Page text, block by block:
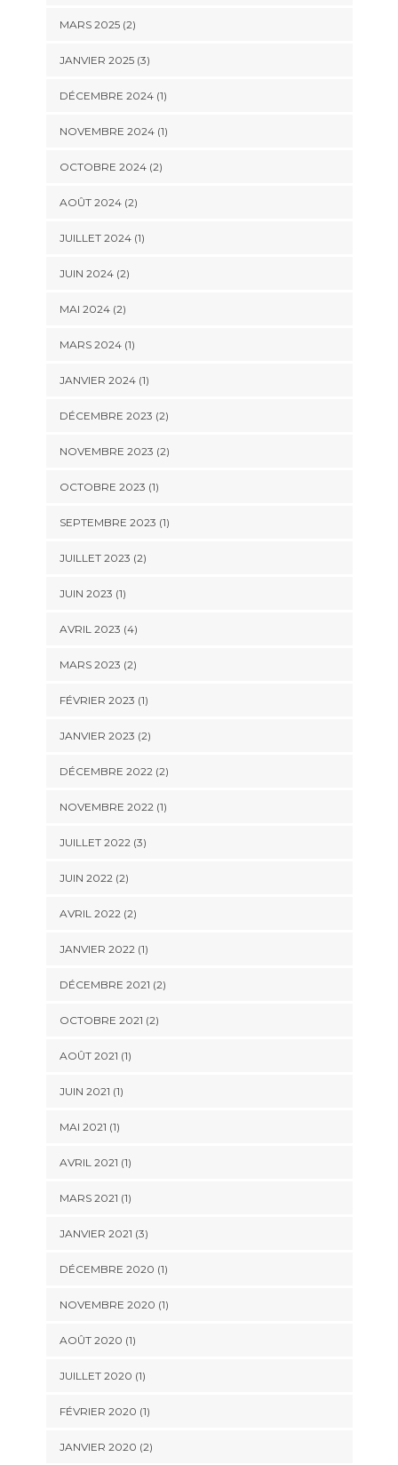
MARS 2025(2)
JANVIER 2025(3)
DÉCEMBRE 2024(1)
NOVEMBRE 2024(1)
OCTOBRE 2024(2)
AOÛT 2024(2)
JUILLET 2024(1)
JUIN 2024(2)
MAI 2024(2)
MARS 2024(1)
JANVIER 2024(1)
DÉCEMBRE 2023 (2)
NOVEMBRE 2023 (2)
OCTOBRE 2023 (1)
SEPTEMBRE 2023 (1)
JUILLET 2023 (2)
JUIN 2023 (1)
AVRIL 2023 (4)
MARS 2023 (2)
FÉVRIER 2023 (1)
JANVIER 2023 (2)
DÉCEMBRE 2022(2)
NOVEMBRE 2022(1)
JUILLET 2022(3)
JUIN 2022(2)
AVRIL 2022(2)
JANVIER 2022(1)
DÉCEMBRE 2021 (2)
OCTOBRE 2021 (2)
AOÛT 2021 (1)
JUIN 2021 (1)
MAI 2021 (1)
AVRIL 2021 (1)
MARS 2021 (1)
JANVIER 2021 (3)
DÉCEMBRE 2020 (1)
NOVEMBRE 2020 (1)
AOÛT 2020 (1)
JUILLET 2020 (1)
FÉVRIER 2020 (1)
JANVIER 2020 (2)